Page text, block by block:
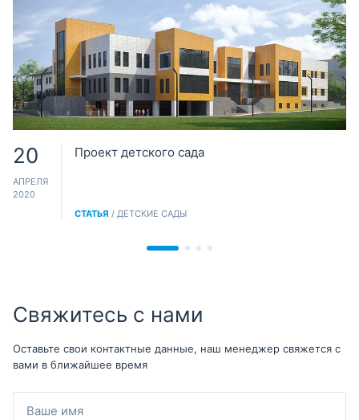
20
АПРЕЛЯ
2020
Проект детского сада
СТАТЬЯ / ДЕТСКИЕ САДЫ
Свяжитесь с нами
Оставьте свои контактные данные, наш менеджер свяжется с
вами в ближайшее время